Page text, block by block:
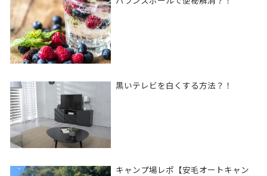
黒いテレビを白くする方法？！
キャンプ場レポ【安毛オートキャン